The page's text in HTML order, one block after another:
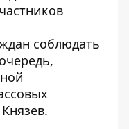
соблюдать